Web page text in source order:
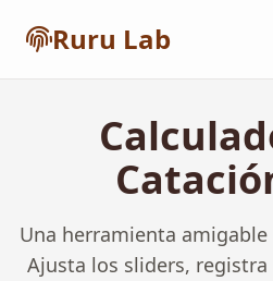
Ruru Lab
Una herramienta
Ajusta los sliders,